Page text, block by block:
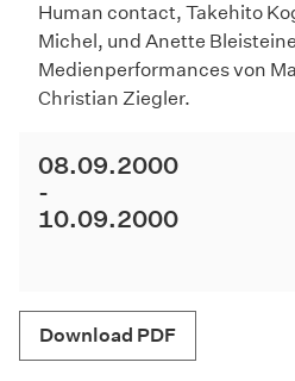
Human contact, Takehito
Michel, und Anette
Medienperformances von
Christian Ziegler.
08.09.2000
10.09.2000
Download PDF